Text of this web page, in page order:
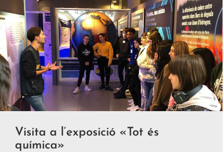
Visita a l’exposició «Tot és
química»